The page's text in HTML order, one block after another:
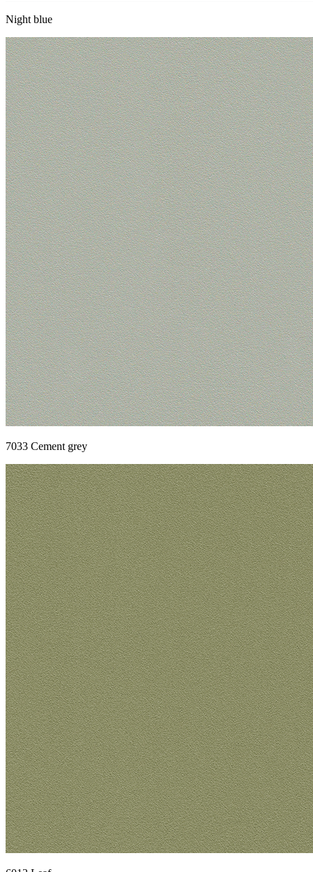
Night blue
7033 Cement grey